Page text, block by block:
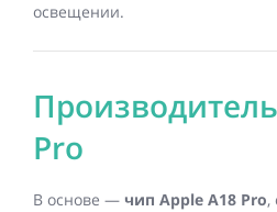
освещении.
Pro
В основе — чип Apple A18 Pro,